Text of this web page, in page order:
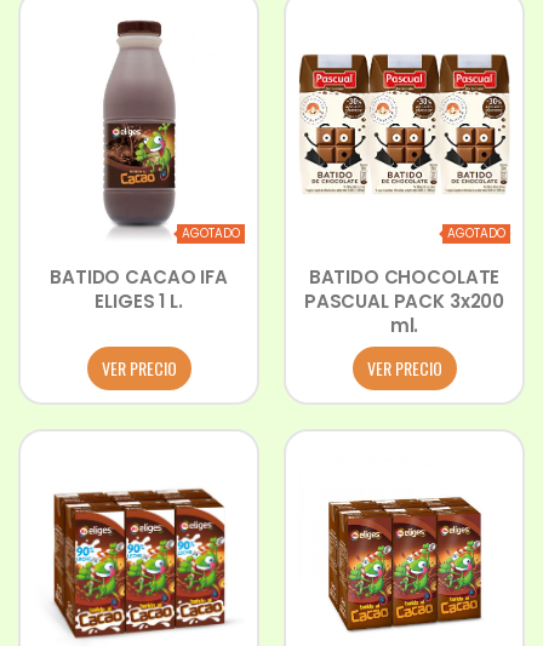
AGOTADO
BATIDO CACAO IFA
ELIGES 1 L.
VER PRECIO
AGOTADO
BATIDO CHOCOLATE
PASCUAL PACK 3x200
ml.
VER PRECIO